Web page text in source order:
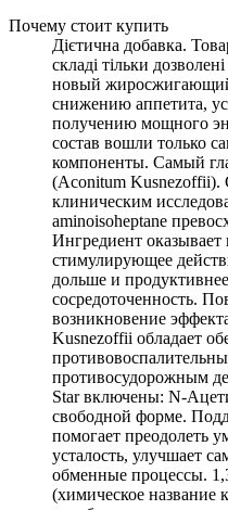
Почему стоит купить
Дієтична добавка.
складі тільки
новый
снижению аппетита,
получению мощного
состав вошли только
компоненты. Самый
(Aconitum Kusnezoffii).
клиническим
aminoisoheptane
Ингредиент
стимулирующее
дольше и
сосредоточенность.
возникновение
Kusnezoffii обладает
противосудорожным
Star включены: N-
свободной форме.
помогает преодолеть
усталость, улучшает
обменные процессы.
(химическое название